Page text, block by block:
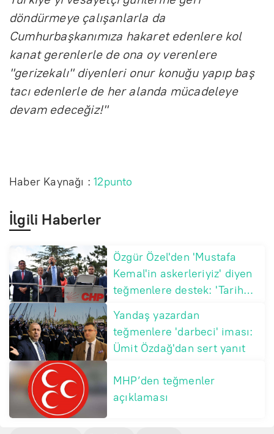
döndürmeye çalışanlarla da
Cumhurbaşkanımıza hakaret edenlere kol
kanat gerenlerle de ona oy verenlere
"gerizekalı" diyenleri onur konuğu yapıp baş
tacı edenlerle de her alanda mücadeleye
devam edeceğiz!''
Haber Kaynağı :12punto
İlgili Haberler
Özgür Özel'den 'Mustafa
Kemal'in askerleriyiz' diyen
teğmenlere destek: 'Tarih
Yandaş yazardan
teğmenlere 'darbeci' iması:
Ümit Özdağ'dan sert yanıt
MHP’den teğmenler
açıklaması